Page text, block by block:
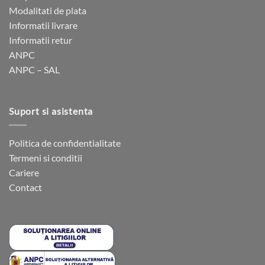
fi
alese
în
pagina
Modalitati de plata
Informatii livrare
Informatii retur
ANPC
ANPC – SAL
Suport si asistenta
Politica de confidentialitate
Termeni si conditii
Cariere
Contact